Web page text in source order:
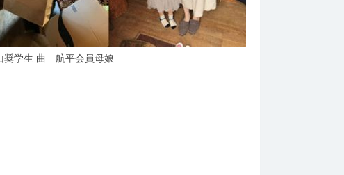
奨学生 曲 航平会員母娘